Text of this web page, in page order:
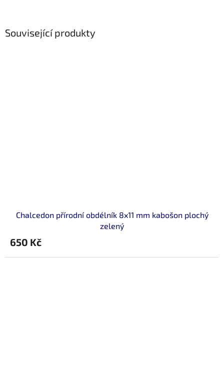
Související produkty
Chalcedon přírodní obdélník 8x11 mm kabošon plochý
zelený
650 Kč